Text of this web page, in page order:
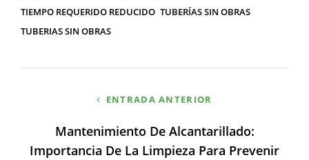
TIEMPO REQUERIDO REDUCIDO TUBERÍAS SIN OBRAS
TUBERIAS SIN OBRAS
entradas
ENTRADA ANTERIOR
Mantenimiento De Alcantarillado:
Importancia De La Limpieza Para Prevenir